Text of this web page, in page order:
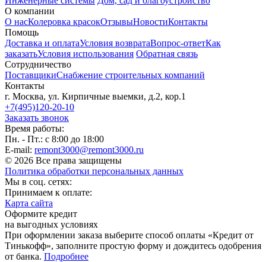
О компании
О насКолеровка красокОтзывыНовостиКонтакты
Помощь
Доставка и оплатаУсловия возвратаВопрос-ответКак
заказатьУсловия использования Обратная связь
Сотрудничество
ПоставщикиСнабжение строительных компаний
Контакты
г. Москва, ул. Кирпичные выемки, д.2, кор.1
+7(495)120-20-10
Заказать звонок
Время работы:
Пн. - Пт.: с 8:00 до 18:00
E-mail: remont3000@remont3000.ru
© 2026 Все права защищены
Политика обработки персональных данных
Мы в соц. сетях:
Принимаем к оплате:
Карта сайта
Оформите кредит
на выгодных условиях
При оформлении заказа выберите способ оплаты «Кредит от
Тинькофф», заполните простую форму и дождитесь одобрения
от банка. Подробнее